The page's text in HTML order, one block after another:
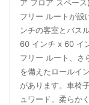
ア フロア スペー
フリー ルートが設
ンチの客室とバス
60 インチ x 60 イ
フリー ルート、さ
を備えたロールイ
があります。車椅
ュワード。柔らか